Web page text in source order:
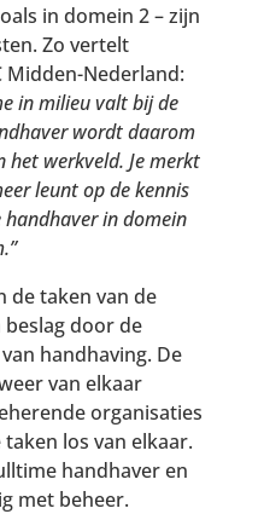
in domein 2 – zijn
Zo vertelt
Midden-Nederland:
in milieu valt bij de
wordt daarom
het werkveld. Je merkt
leunt op de kennis
handhaver in domein
de taken van de
door de
handhaving. De
van elkaar
organisaties
taken los van elkaar.
handhaver en
met beheer.